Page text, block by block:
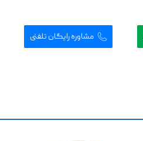
 مشاوره رایگان تلفنی